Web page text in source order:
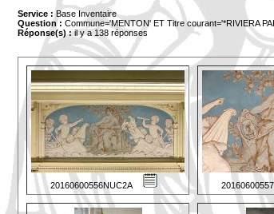
Service : Base Inventaire
Question : Commune='MENTON' ET Titre courant='*RIVIERA
Réponse(s) :il y a 138 réponses
20160600556NUC2A